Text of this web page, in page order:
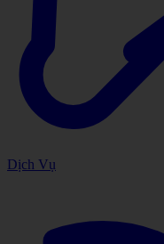
Dịch Vụ